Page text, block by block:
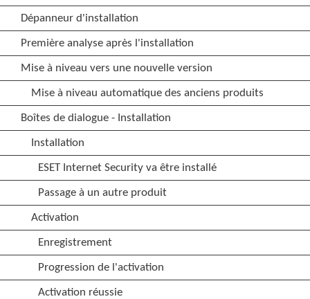
Dépanneur d'installation
Première analyse après l'installation
Mise à niveau vers une nouvelle version
Mise à niveau automatique des anciens produits
Boîtes de dialogue - Installation
Installation
ESET Internet Security va être installé
Passage à un autre produit
Activation
Enregistrement
Progression de l'activation
Activation réussie